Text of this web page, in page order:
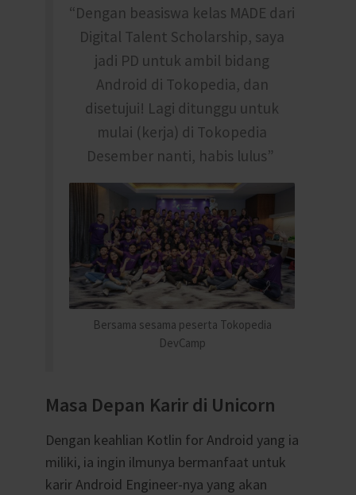
“Dengan beasiswa kelas MADE dari
Digital Talent Scholarship, saya
jadi PD untuk ambil bidang
Android di Tokopedia, dan
disetujui! Lagi ditunggu untuk
mulai (kerja) di Tokopedia
Desember nanti, habis lulus”
Bersama sesama peserta Tokopedia
DevCamp
Masa Depan Karir di Unicorn
Dengan keahlian Kotlin for Android yang ia
miliki, ia ingin ilmunya bermanfaat untuk
karir Android Engineer-nya yang akan